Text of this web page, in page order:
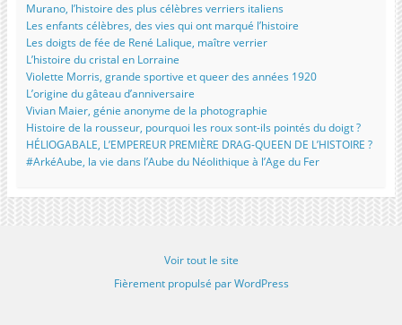
Murano, l’histoire des plus célèbres verriers italiens
Les enfants célèbres, des vies qui ont marqué l’histoire
Les doigts de fée de René Lalique, maître verrier
L’histoire du cristal en Lorraine
Violette Morris, grande sportive et queer des années 1920
L’origine du gâteau d’anniversaire
Vivian Maier, génie anonyme de la photographie
Histoire de la rousseur, pourquoi les roux sont-ils pointés du doigt ?
HÉLIOGABALE, L’EMPEREUR PREMIÈRE DRAG-QUEEN DE L’HISTOIRE ?
#ArkéAube, la vie dans l’Aube du Néolithique à l’Age du Fer
Voir tout le site
Fièrement propulsé par WordPress